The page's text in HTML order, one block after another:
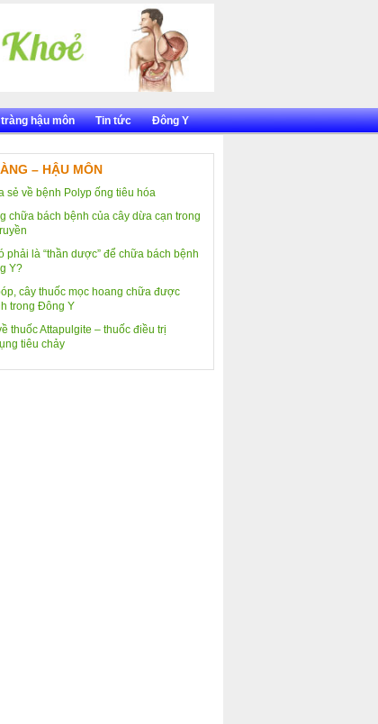
hậu môn Tin tức Đông Y
– HẬU MÔN
sẻ về bệnh Polyp ống tiêu hóa
chữa bách bệnh của cây dừa cạn trong
phải là “thần dược” để chữa bách bệnh
Y?
cây thuốc mọc hoang chữa được
trong Đông Y
thuốc Attapulgite – thuốc điều trị
tiêu chảy